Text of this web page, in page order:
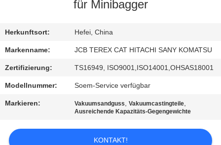
SIE
MIT
UNS
IN
VERBINDUNG
NACHRICHTEN
für Minibagger
Herkunftsort: Hefei, China
Markenname: JCB TEREX CAT HITACHI SANY KOMATSU
Zertifizierung: TS16949, ISO9001,ISO14001,OHSAS18001
Modellnummer: Soem-Service verfügbar
Markieren: Vakuumsandguss,Vakuumcastingteile,
Ausreichende Kapazitäts-Gegengewichte
KONTAKT!